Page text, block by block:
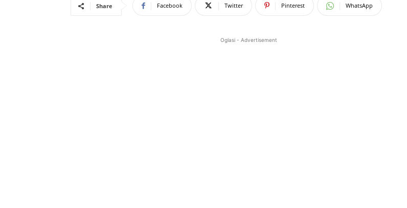
Share Facebook Twitter Pinterest WhatsApp
Oglasi - Advertisement